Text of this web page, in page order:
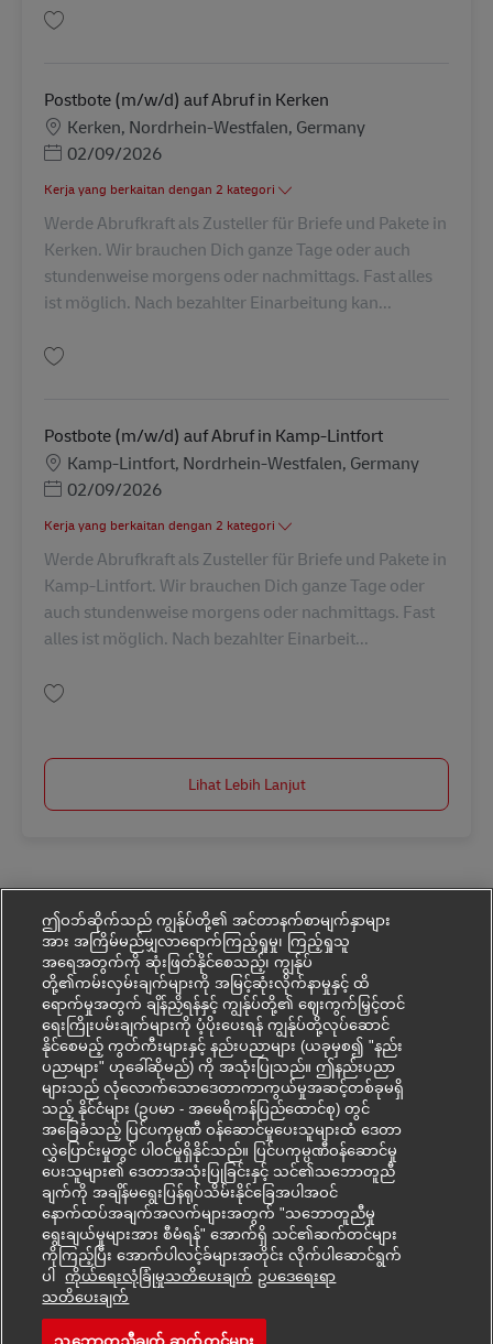
Mohon kerjaya ini
Postbote (m/w/d) auf Abruf in Kerken
LokasiKerken, Nordrhein-Westfalen, Germany
Posted Date
02/09/2026
Kerja yang berkaitan dengan 2 kategori
Werde Abrufkraft als Zusteller für Briefe und Pakete in
Kerken. Wir brauchen Dich ganze Tage oder auch
stundenweise morgens oder nachmittags. Fast alles
ist möglich. Nach bezahlter Einarbeitung kan...
Postbote (m/w/d) auf Abruf in Kamp-Lintfort
LokasiKamp-Lintfort, Nordrhein-Westfalen, Germany
Posted Date
02/09/2026
Kerja yang berkaitan dengan 2 kategori
Werde Abrufkraft als Zusteller für Briefe und Pakete in
Kamp-Lintfort. Wir brauchen Dich ganze Tage oder
auch stundenweise morgens oder nachmittags. Fast
alles ist möglich. Nach bezahlter Einarbeit...
Lihat Lebih Lanjut
ဤဝဘ်ဆိုက်သည် ကျွန်ုပ်တို့၏ အင်တာနက်စာမျက်နှာများ
အား အကြိမ်မည်မျှလာရောက်ကြည့်ရှုမှု၊ ကြည့်ရှုသူ
အရေအတွက်ကို ဆုံးဖြတ်နိုင်စေသည့်၊ ကျွန်ုပ်
တို့၏ကမ်းလှမ်းချက်များကို အမြင့်ဆုံးလိုက်နာမှုနှင့် ထိ
ရောက်မှုအတွက် ချိန်ညှိရန်နှင့် ကျွန်ုပ်တို့၏ ဈေးကွက်မြှင့်တင်
ရေးကြိုးပမ်းချက်များကို ပံ့ပိုးပေးရန် ကျွန်ုပ်တို့လုပ်ဆောင်
နိုင်စေမည့် ကွတ်ကီးများနှင့် နည်းပညာများ (ယခုမှစ၍ "နည်း
ပညာများ" ဟုခေါ်ဆိုမည်) ကို အသုံးပြုသည်။ ဤနည်းပညာ
များသည် လုံလောက်သောဒေတာကာကွယ်မှုအဆင့်တစ်ခုမရှိ
သည့် နိုင်ငံများ (ဥပမာ - အမေရိကန်ပြည်ထောင်စု) တွင်
အခြေခံသည့် ပြင်ပကုမ္ပဏီ ဝန်ဆောင်မှုပေးသူများထံ ဒေတာ
လွှဲပြောင်းမှုတွင် ပါဝင်မှုရှိနိုင်သည်။ ပြင်ပကုမ္ပဏီဝန်ဆောင်မှု
ပေးသူများ၏ ဒေတာအသုံးပြုခြင်းနှင့် သင်၏သဘောတူညီ
ချက်ကို အချိန်မရွေးပြန်ရုပ်သိမ်းနိုင်ခြေအပါအဝင်
နောက်ထပ်အချက်အလက်များအတွက် "သဘောတူညီမှု
ရွေးချယ်မှုများအား စီမံရန်" အောက်ရှိ သင်၏ဆက်တင်များ
ကိုကြည့်ပြီး အောက်ပါလင့်ခ်များအတိုင်း လိုက်ပါဆောင်ရွက်
ပါ
ကိုယ်ရေးလုံခြုံမှုသတိပေးချက် ဥပ‌ဒေရေးရာ
သတိပေးချက်